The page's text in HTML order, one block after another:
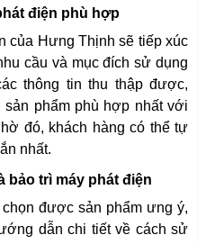
điện phù hợp
của Hưng Thịnh sẽ tiếp xúc
cầu và mục đích sử dụng
thông tin thu thập được,
phẩm phù hợp nhất với
đó, khách hàng có thể tự
nhất.
bảo trì máy phát điện
được sản phẩm ưng ý,
dẫn chi tiết về cách sử